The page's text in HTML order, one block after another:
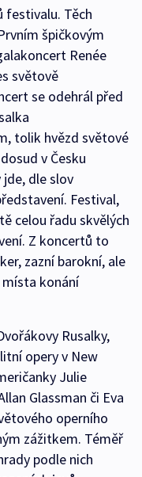
festivalu. Těch
špičkovým
Renée
světově
se odehrál před
tolik hvězd světové
v Česku
dle slov
Festival,
celou řadu skvělých
Z koncertů to
zazní barokní, ale
místa konání
Rusalky,
opery v New
Julie
Glassman či Eva
operního
zážitkem. Téměř
podle nich